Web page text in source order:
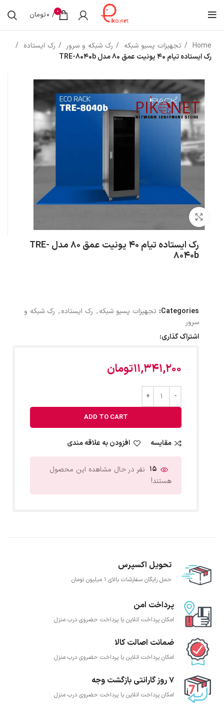
0
/
0تومان
Home تجهیزات پسیو شبکه رک شبکه و سرور
رک ایستاده
رک ایستاده تیام 40 یونیت عمق 80 مدل TRE-8040b
رک ایستاده تیام 40 یونیت عمق 80 مدل TRE-
8040b
Categories: تجهیزات پسیو شبکه, رک ایستاده, رک شبکه و
سرور
اشتراک گذاری:
11,341,200تومان
ADD TO CART
مقایسه افزودن به علاقه مندی
15 نفر در حال مشاهده این محصول
هستند!
تحویل اکسپرس
حمل رایگان سفارشات بالای 1 میلیون تومان
پرداخت امن
امکان پرداخت انلاین یا پرداخت حضروی درب منزل
ضمانت اصالت کالا
امکان پرداخت انلاین یا پرداخت حضروی درب منزل
7 روز گارانتی بازگشت وجه
امکان پرداخت انلاین یا پرداخت حضروی درب منزل